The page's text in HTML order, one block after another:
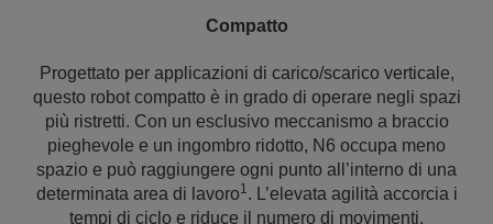
Compatto
Progettato per applicazioni di carico/scarico verticale,
questo robot compatto è in grado di operare negli spazi
più ristretti. Con un esclusivo meccanismo a braccio
pieghevole e un ingombro ridotto, N6 occupa meno
spazio e può raggiungere ogni punto all’interno di una
determinata area di lavoro1. L’elevata agilità accorcia i
tempi di ciclo e riduce il numero di movimenti.